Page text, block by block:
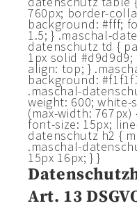
760px; border-
background: #fff;
1.5; } .maschal-
datenschutz td {
1px solid
align: top; }
background:
.maschal-
weight: 600; white-
(max-width:
font-size: 15px;
datenschutz h2 {
.maschal-
15px 16px; } }
Art. 13